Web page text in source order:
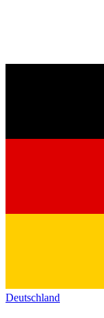
Deutschland